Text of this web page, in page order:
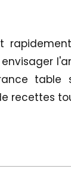
table
recettes